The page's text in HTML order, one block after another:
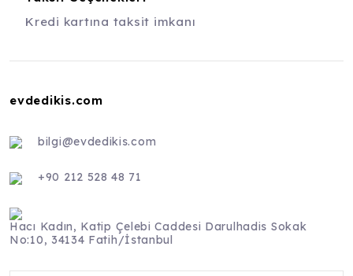
Kredi kartına taksit imkanı
evdedikis.com
bilgi@evdedikis.com
+90 212 528 48 71
Hacı Kadın, Katip Çelebi Caddesi Darulhadis Sokak
No:10, 34134 Fatih/İstanbul